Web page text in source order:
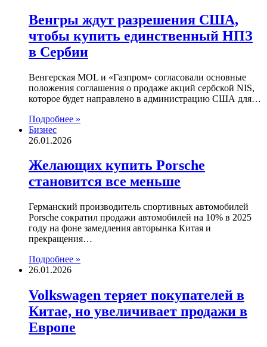
Венгры ждут разрешения США,
чтобы купить единственный НПЗ
в Сербии
Венгерская MOL и «Газпром» согласовали основные
положения соглашения о продаже акций сербской NIS,
которое будет направлено в администрацию США для…
Подробнее »
Бизнес
26.01.2026
Желающих купить Porsche
становится все меньше
Германский производитель спортивных автомобилей
Porsche сократил продажи автомобилей на 10% в 2025
году на фоне замедления авторынка Китая и
прекращения…
Подробнее »
26.01.2026
Volkswagen теряет покупателей в
Китае, но увеличивает продажи в
Европе